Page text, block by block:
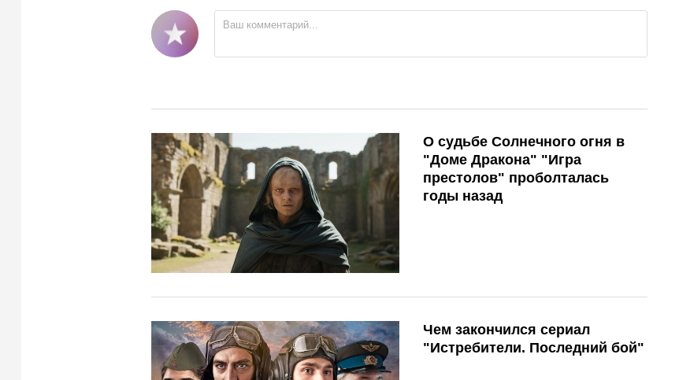
О судьбе Солнечного огня в
"Доме Дракона" "Игра
престолов" проболталась
годы назад
Чем закончился сериал
"Истребители. Последний бой"